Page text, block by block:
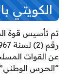
الكويتي
تم تأسيس قوة
عن القوات
“الحرس الوطني”